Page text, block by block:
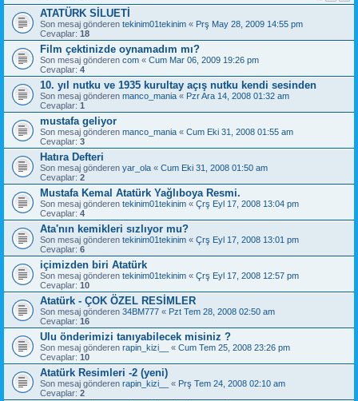
ATATÜRK SİLUETİ
Son mesaj gönderen tekinim01tekinim « Prş May 28, 2009 14:55 pm
Cevaplar: 18
Film çektinizde oynamadım mı?
Son mesaj gönderen com « Cum Mar 06, 2009 19:26 pm
Cevaplar: 4
10. yıl nutku ve 1935 kurultay açış nutku kendi sesinden
Son mesaj gönderen manco_mania « Pzr Ara 14, 2008 01:32 am
Cevaplar: 1
mustafa geliyor
Son mesaj gönderen manco_mania « Cum Eki 31, 2008 01:55 am
Cevaplar: 3
Hatıra Defteri
Son mesaj gönderen yar_ola « Cum Eki 31, 2008 01:50 am
Cevaplar: 2
Mustafa Kemal Atatürk Yağlıboya Resmi.
Son mesaj gönderen tekinim01tekinim « Çrş Eyl 17, 2008 13:04 pm
Cevaplar: 4
Ata'nın kemikleri sızlıyor mu?
Son mesaj gönderen tekinim01tekinim « Çrş Eyl 17, 2008 13:01 pm
Cevaplar: 6
içimizden biri Atatürk
Son mesaj gönderen tekinim01tekinim « Çrş Eyl 17, 2008 12:57 pm
Cevaplar: 10
Atatürk - ÇOK ÖZEL RESİMLER
Son mesaj gönderen 34BM777 « Pzt Tem 28, 2008 02:50 am
Cevaplar: 16
Ulu önderimizi tanıyabilecek misiniz ?
Son mesaj gönderen rapin_kizi__ « Cum Tem 25, 2008 23:26 pm
Cevaplar: 10
Atatürk Resimleri -2 (yeni)
Son mesaj gönderen rapin_kizi__ « Prş Tem 24, 2008 02:10 am
Cevaplar: 2